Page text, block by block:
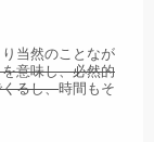
当然のことなが
意味し、必然的
るし、時間もそ